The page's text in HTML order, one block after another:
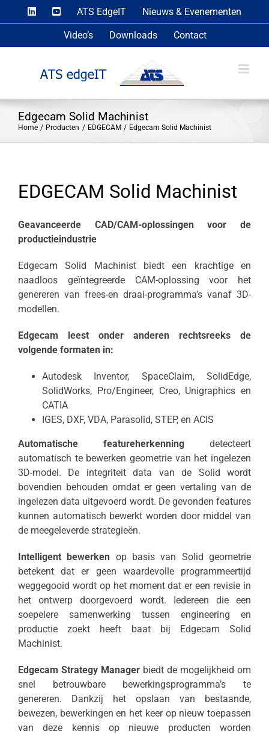
to
ATS EdgeIT Nieuws & Evenementen
Video’s Downloads Contact
Edgecam Solid Machinist
Home Producten EDGECAM Edgecam Solid Machinist
EDGECAM Solid Machinist
Geavanceerde CAD/CAM-oplossingen voor de
productieindustrie
Edgecam Solid Machinist biedt een krachtige en
naadloos geïntegreerde CAM-oplossing voor het
genereren van frees-en draai-programma’s vanaf 3D-
modellen.
Edgecam leest onder anderen rechtsreeks de
volgende formaten in:
Autodesk Inventor, SpaceClaim, SolidEdge,
SolidWorks, Pro/Engineer, Creo, Unigraphics en
CATIA
IGES, DXF, VDA, Parasolid, STEP, en ACIS
Automatische featureherkenning detecteert
automatisch te bewerken geometrie van het ingelezen
3D-model. De integriteit data van de Solid wordt
bovendien behouden omdat er geen vertaling van de
ingelezen data uitgevoerd wordt. De gevonden features
kunnen automatisch bewerkt worden door middel van
de meegeleverde strategieën.
Intelligent bewerken op basis van Solid geometrie
betekent dat er geen waardevolle programmeertijd
weggegooid wordt op het moment dat er een revisie in
het ontwerp doorgevoerd wordt. Iedereen die een
soepelere samenwerking tussen engineering en
productie zoekt heeft baat bij Edgecam Solid
Machinist.
Edgecam Strategy Manager biedt de mogelijkheid om
snel betrouwbare bewerkingsprogramma’s te
genereren. Dankzij het opslaan van bestaande,
bewezen, bewerkingen en het keer op nieuw toepassen
van deze kennis op nieuwe producten worden